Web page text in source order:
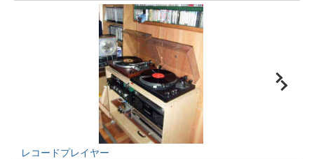
レコードプレイヤー